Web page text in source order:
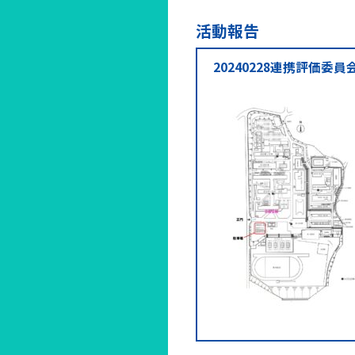
活動報告
20240228連携評価委員